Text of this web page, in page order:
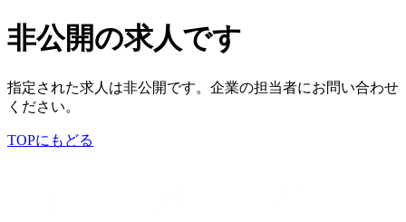
非公開の求人です
指定された求人は非公開です。企業の担当者にお問い合わせ
ください。
TOPにもどる